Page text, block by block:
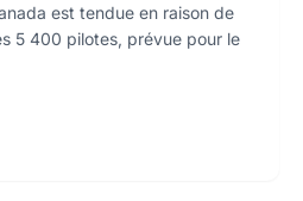
est tendue en raison de
5 400 pilotes, prévue pour le